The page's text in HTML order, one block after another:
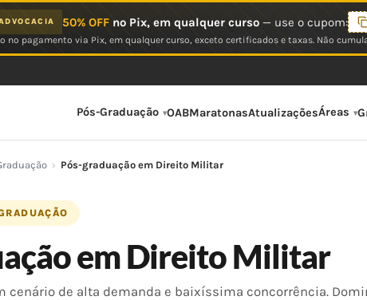
50% OFFno Pix, em qualquer curso— use o cupom:
no pagamento via Pix, em qualquer curso, exceto certificados e taxas. Não
Pós-Graduação OABMaratonasAtualizaçõesÁreas
› Pós-graduação em Direito Militar
em Direito Militar
cenário de alta demanda e baixíssima concorrência.